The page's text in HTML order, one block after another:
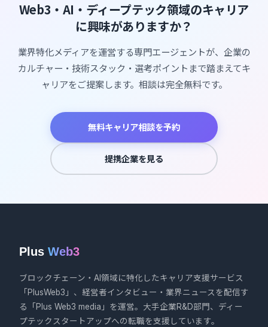
Web3・AI・ディープテック領域のキャリア
に興味がありますか？
業界特化メディアを運営する専門エージェントが、企業の
カルチャー・技術スタック・選考ポイントまで踏まえてキ
ャリアをご提案します。相談は完全無料です。
無料キャリア相談を予約
提携企業を見る
Plus Web3
ブロックチェーン・AI領域に特化したキャリア支援サービス
「PlusWeb3」、経営者インタビュー・業界ニュースを配信す
る「Plus Web3 media」を運営。大手企業R&D部門、ディー
プテックスタートアップへの転職を支援しています。